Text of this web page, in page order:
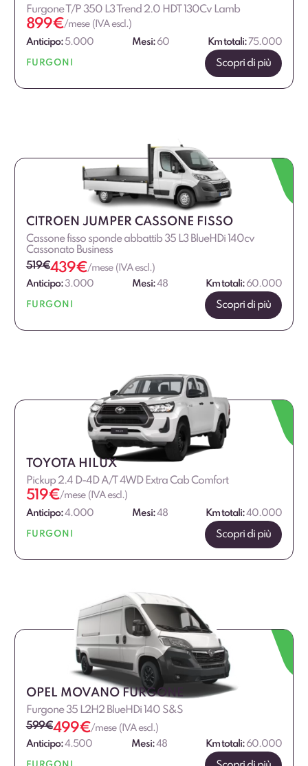
Furgone T/P 350 L3 Trend 2.0 HDT 130Cv Lamb
899€/mese (IVA escl.)
Anticipo:5.000 Mesi: 60 Km totali: 75.000
FURGONI Scopri di più
CITROEN JUMPER CASSONE FISSO
Cassone fisso sponde abbattib 35 L3 BlueHDi 140cv
Cassonato Business
519€439€/mese (IVA escl.)
Anticipo:3.000 Mesi:48 Km totali: 60.000
FURGONI Scopri di più
TOYOTA HILUX
Pickup 2.4 D-4D A/T 4WD Extra Cab Comfort
519€/mese (IVA escl.)
Anticipo:4.000 Mesi:48 Km totali:40.000
FURGONI Scopri di più
OPEL MOVANO FURGONE
Furgone 35 L2H2 BlueHDi 140 S&S
599€499€/mese (IVA escl.)
Anticipo:4.500 Mesi:48 Km totali: 60.000